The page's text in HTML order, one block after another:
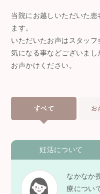
当院にお越しいただいた
ます。
いただいたお声はスタッフ
気になる事などございま
お声かけください。
すべて お
妊活について
なかなか
療につい